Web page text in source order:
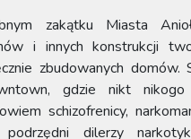
zakątku Miasta
i innych konstrukcji
zbudowanych
gdzie nikt nikogo
schizofrenicy,
podrzędni dilerzy